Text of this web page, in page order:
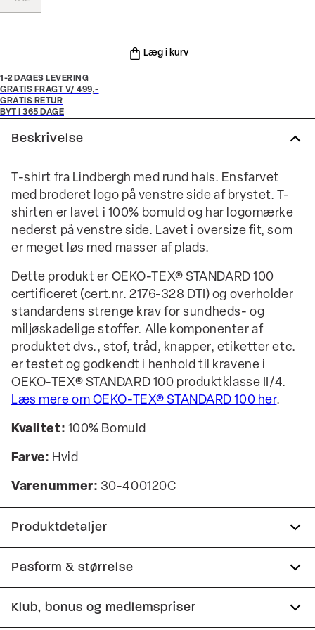
Læg i kurv
1-2 DAGES LEVERING
GRATIS FRAGT V/ 499,-
GRATIS RETUR
BYT I 365 DAGE
Beskrivelse
T-shirt fra Lindbergh med rund hals. Ensfarvet
med broderet logo på venstre side af brystet. T-
shirten er lavet i 100% bomuld og har logomærke
nederst på venstre side. Lavet i oversize fit, som
er meget løs med masser af plads.
Dette produkt er OEKO-TEX® STANDARD 100
certificeret (cert.nr. 2176-328 DTI) og overholder
standardens strenge krav for sundheds- og
miljøskadelige stoffer. Alle komponenter af
produktet dvs., stof, tråd, knapper, etiketter etc.
er testet og godkendt i henhold til kravene i
OEKO-TEX® STANDARD 100 produktklasse II/4.
Læs mere om OEKO-TEX® STANDARD 100 her.
Kvalitet: 100% Bomuld
Farve: Hvid
Varenummer: 30-400120C
Produktdetaljer
Der er logo på venstre bryst.
Logomærke nederst på venstre side.
T-shirten har rund hals.
Pasform & størrelse
Fit:Oversize fit
Klub, bonus og medlemspriser